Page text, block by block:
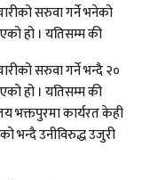
सरुवा गर्ने भनेको
हो । यतिसम्म की
सरुवा गर्ने भन्दै २०
हो । यतिसम्म की
भक्तपुरमा कार्यरत केही
भन्दै उनीविरुद्ध उजुरी